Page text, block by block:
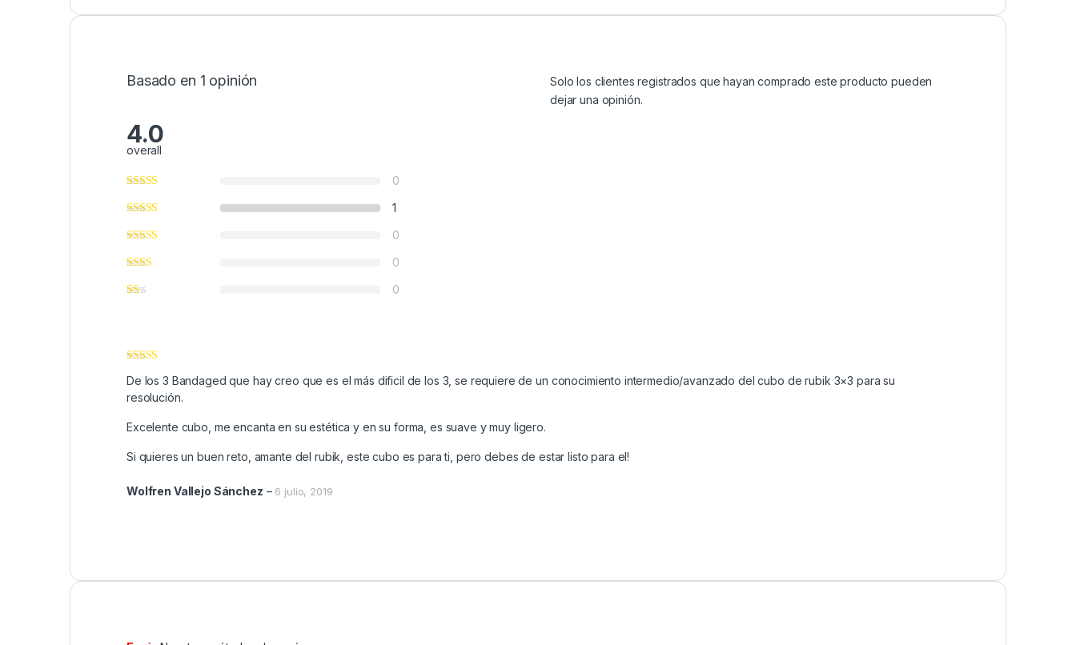
Basado en 1 opinión
4.0
overall
0
1
0
0
0
Solo los clientes registrados que hayan comprado este producto pueden
dejar una opinión.
con4de 5
De los 3 Bandaged que hay creo que es el más dificil de los 3, se requiere de un conocimiento intermedio/avanzado del cubo de rubik 3×3 para su
resolución.
Excelente cubo, me encanta en su estética y en su forma, es suave y muy ligero.
Si quieres un buen reto, amante del rubik, este cubo es para ti, pero debes de estar listo para el!
Wolfren Vallejo Sánchez – 6 julio, 2019